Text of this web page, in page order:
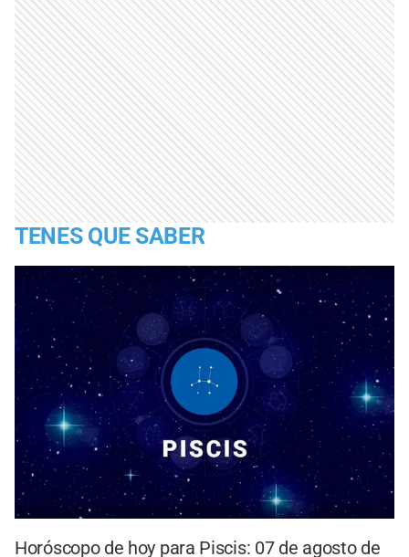
TENES QUE SABER
Horóscopo de hoy para Piscis: 07 de agosto de